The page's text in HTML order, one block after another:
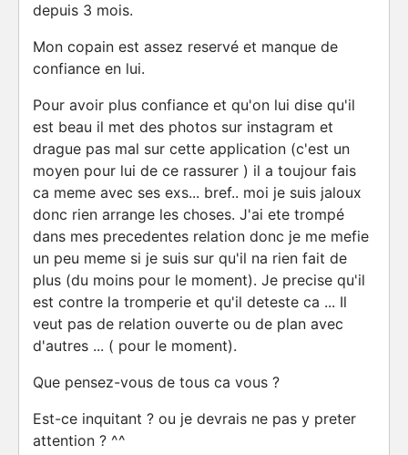
depuis 3 mois.
Mon copain est assez reservé et manque de
confiance en lui.
Pour avoir plus confiance et qu'on lui dise qu'il
est beau il met des photos sur instagram et
drague pas mal sur cette application (c'est un
moyen pour lui de ce rassurer ) il a toujour fais
ca meme avec ses exs... bref.. moi je suis jaloux
donc rien arrange les choses. J'ai ete trompé
dans mes precedentes relation donc je me mefie
un peu meme si je suis sur qu'il na rien fait de
plus (du moins pour le moment). Je precise qu'il
est contre la tromperie et qu'il deteste ca ... Il
veut pas de relation ouverte ou de plan avec
d'autres ... ( pour le moment).
Que pensez-vous de tous ca vous ?
Est-ce inquitant ? ou je devrais ne pas y preter
attention ? ^^